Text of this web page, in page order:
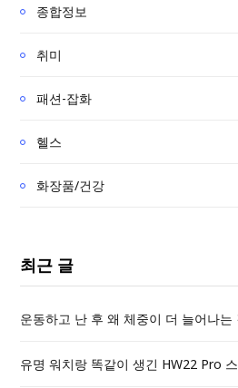
종합정보
취미
패션-잡화
헬스
화장품/건강
최근 글
운동하고 난 후 왜 체중이 더 늘어나는
유명 워치랑 똑같이 생긴 HW22 Pro